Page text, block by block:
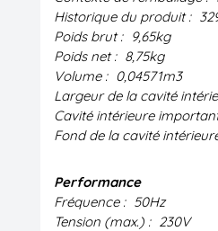
Historique du produit :
Poids brut : 9,65kg
Poids net : 8,75kg
Volume : 0,04571m3
Largeur de la cavité
Cavité intérieure
Fond de la cavité
Performance
Fréquence : 50Hz
Tension (max.) : 230V